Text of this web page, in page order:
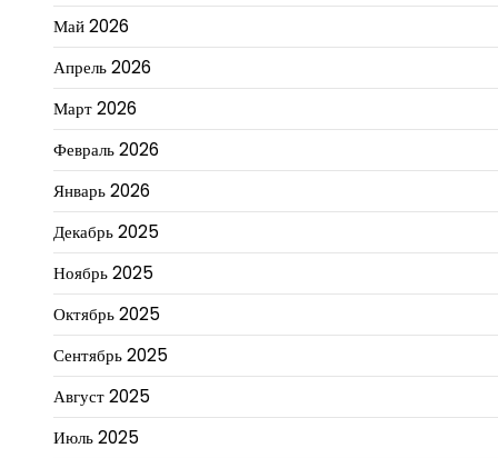
Май 2026
Апрель 2026
Март 2026
Февраль 2026
Январь 2026
Декабрь 2025
Ноябрь 2025
Октябрь 2025
Сентябрь 2025
Август 2025
Июль 2025